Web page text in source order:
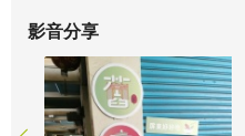
影音分享